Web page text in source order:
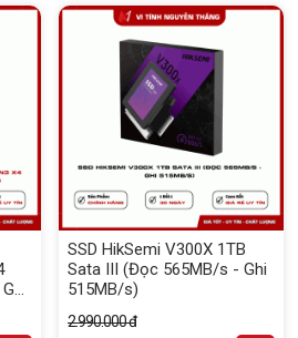
SSD HikSemi V300X 1TB
Sata III (Đọc 565MB/s - Ghi
515MB/s)
2.990.000 đ